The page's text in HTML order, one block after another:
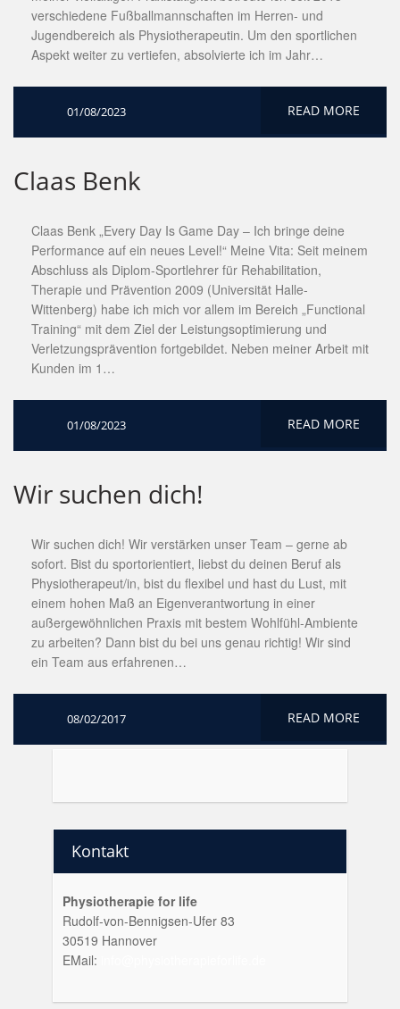
verschiedene Fußballmannschaften im Herren- und
Jugendbereich als Physiotherapeutin. Um den sportlichen
Aspekt weiter zu vertiefen, absolvierte ich im Jahr…
READ MORE
01/08/2023
Claas Benk
Claas Benk „Every Day Is Game Day – Ich bringe deine
Performance auf ein neues Level!“ Meine Vita: Seit meinem
Abschluss als Diplom-Sportlehrer für Rehabilitation,
Therapie und Prävention 2009 (Universität Halle-
Wittenberg) habe ich mich vor allem im Bereich „Functional
Training“ mit dem Ziel der Leistungsoptimierung und
Verletzungsprävention fortgebildet. Neben meiner Arbeit mit
Kunden im 1…
READ MORE
01/08/2023
Wir suchen dich!
Wir suchen dich! Wir verstärken unser Team – gerne ab
sofort. Bist du sportorientiert, liebst du deinen Beruf als
Physiotherapeut/in, bist du flexibel und hast du Lust, mit
einem hohen Maß an Eigenverantwortung in einer
außergewöhnlichen Praxis mit bestem Wohlfühl-Ambiente
zu arbeiten? Dann bist du bei uns genau richtig! Wir sind
ein Team aus erfahrenen…
READ MORE
08/02/2017
Kontakt
Physiotherapie for life
Rudolf-von-Bennigsen-Ufer 83
30519 Hannover
EMail: